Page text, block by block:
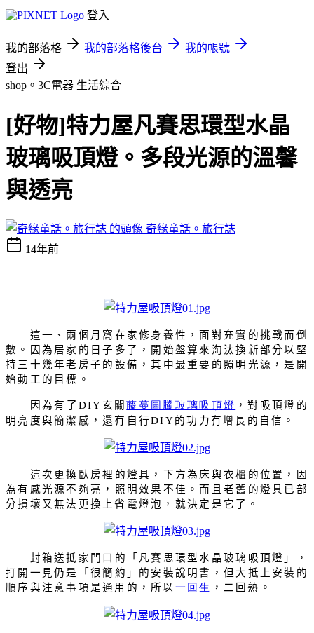
登入
我的部落格 我的部落格後台
我的帳號
登出
shop。3C電器 生活綜合
[好物]特力屋凡賽思環型水晶
玻璃吸頂燈。多段光源的溫馨
與透亮
奇緣童話。旅行誌
14年前
這一、兩個月窩在家修身養性，面對充實的挑戰而倒
數。因為居家的日子多了，開始盤算來淘汰換新部分以堅
持三十幾年老房子的設備，其中最重要的照明光源，是開
始動工的目標。
因為有了 DIY玄關藤蔓圖騰玻璃吸頂燈 ，對吸頂燈的
明亮度與簡潔感，還有自行DIY的功力有增長的自信。
這次更換臥房裡的燈具，下方為床與衣櫃的位置，因
為有感光源不夠亮，照明效果不佳。而且老舊的燈具已部
分損壞又無法更換上省電燈泡，就決定是它了。
封箱送抵家門口的「凡賽思環型水晶玻璃吸頂燈」，
打開一見仍是「很簡約」的安裝說明書，但大抵上安裝的
順序與注意事項是通用的，所以 一回生 ，二回熟。